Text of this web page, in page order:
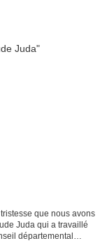
que nous avons
Juda qui a travaillé
départemental